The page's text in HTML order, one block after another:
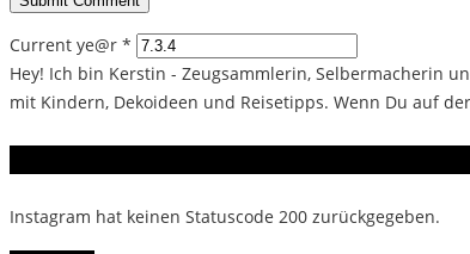
Current ye@r *
Hey! Ich bin Kerstin - Zeugsammlerin, Selbermacherin
mit Kindern, Dekoideen und Reisetipps. Wenn Du auf
Instagram hat keinen Statuscode 200 zurückgegeben.